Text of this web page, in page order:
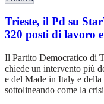
Trieste, il Pd su
320 posti di lavoro
Il Partito Democratico di
chiede un intervento più
e del Made in Italy e
sottolineando come la